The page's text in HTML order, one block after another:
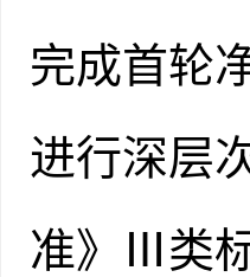
完成首轮
进行深层
准》Ⅲ类